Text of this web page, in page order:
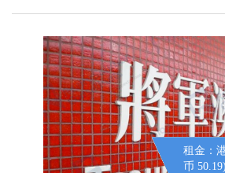
租金：
币 50.19)